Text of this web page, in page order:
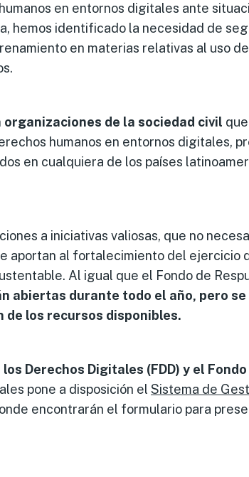
en entornos digitales ante
hemos identificado la necesidad de
en materias relativas al uso
organizaciones de la sociedad civil
humanos en entornos digitales,
en cualquiera de los países
a iniciativas valiosas, que no
aportan al fortalecimiento del ejercicio
Al igual que el Fondo de
abiertas durante todo el año, pero
de los recursos disponibles.
Derechos Digitales (FDD) y el
pone a disposición el Sistema de
encontrarán el formulario para